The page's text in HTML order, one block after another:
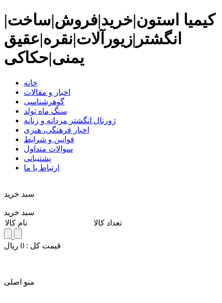
کیمیا استون|خرید|فروش|ساخت|
انگشتر|زیورآلات|نقره|عقیق
یمنی|حکاکی
خانه
اخبار و مقالات
گوهرشناسی
سنگ ماه تولد
ژورنال انگشتر مردانه و زنانه
اخبار فرهنگی، هنری
قوانین و شرایط
سوالات متداول
پشتیبانی
ارتباط با ما
سبد خريد
سبد خرید
نام کالا
تعداد کالا
قيمت کل : 0 ريال
منو اصلی